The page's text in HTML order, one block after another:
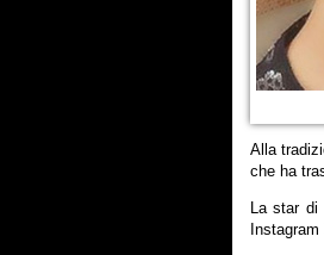
Alla
che ha
La star di